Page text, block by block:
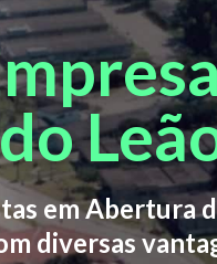
em Abertura
diversas